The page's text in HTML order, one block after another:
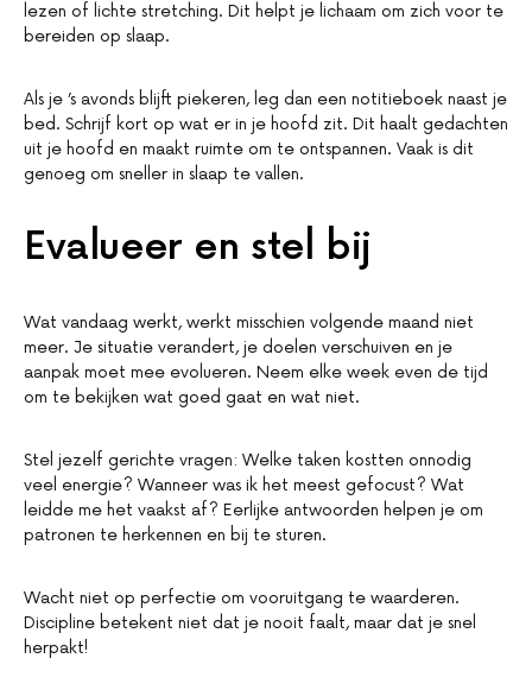
lezen of lichte stretching. Dit helpt je lichaam om zich voor te
bereiden op slaap.
Als je ’s avonds blijft piekeren, leg dan een notitieboek naast je
bed. Schrijf kort op wat er in je hoofd zit. Dit haalt gedachten
uit je hoofd en maakt ruimte om te ontspannen. Vaak is dit
genoeg om sneller in slaap te vallen.
Evalueer en stel bij
Wat vandaag werkt, werkt misschien volgende maand niet
meer. Je situatie verandert, je doelen verschuiven en je
aanpak moet mee evolueren. Neem elke week even de tijd
om te bekijken wat goed gaat en wat niet.
Stel jezelf gerichte vragen: Welke taken kostten onnodig
veel energie? Wanneer was ik het meest gefocust? Wat
leidde me het vaakst af? Eerlijke antwoorden helpen je om
patronen te herkennen en bij te sturen.
Wacht niet op perfectie om vooruitgang te waarderen.
Discipline betekent niet dat je nooit faalt, maar dat je snel
herpakt!